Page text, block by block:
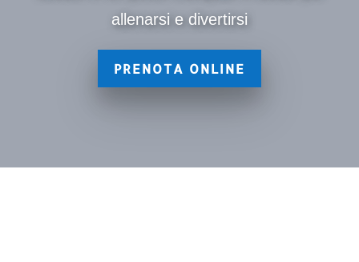
allenarsi e divertirsi
PRENOTA ONLINE